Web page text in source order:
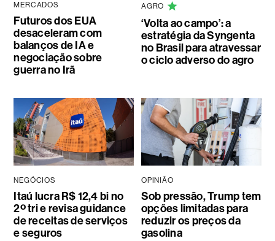
MERCADOS
Futuros dos EUA
desaceleram com
balanços de IA e
negociação sobre
guerra no Irã
AGRO
‘Volta ao campo’: a
estratégia da Syngenta
no Brasil para atravessar
o ciclo adverso do agro
NEGÓCIOS
Itaú lucra R$ 12,4 bi no
2º tri e revisa guidance
de receitas de serviços
e seguros
OPINIÃO
Sob pressão, Trump tem
opções limitadas para
reduzir os preços da
gasolina